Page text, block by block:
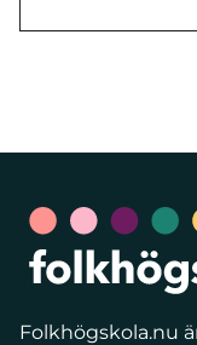
Folkhögskola.nu